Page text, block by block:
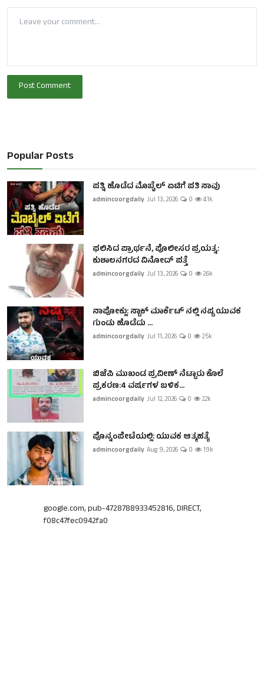
Post Comment
Popular Posts
ಪತ್ನಿ ಹೊಡೆದ ಮೊಬೈಲ್ ಏಟಿಗೆ ಪತಿ ಸಾವು
admincoorgdaily Jul 13, 2026 0 4.1k
ಫಲಿಸಿದ ಪ್ರಾರ್ಥನೆ, ಪೊಲೀಸರ ಪ್ರಯತ್ನ:
ಕುಶಾಲನಗರದ ವಿನೋದ್ ಪತ್ತೆ
admincoorgdaily Jul 13, 2026 0 2.6k
ನಾಪೋಕ್ಲು: ಸ್ಟಾಕ್ ಮಾರ್ಕೆಟ್ ನಲ್ಲಿ ನಷ್ಟ ಯುವಕ
ಗುಂಡು ಹೊಡೆದು ...
admincoorgdaily Jul 11, 2026 0 2.5k
ಬಿಜೆಪಿ ಮುಖಂಡ ಪ್ರವೀಣ್ ನೆಟ್ಟಾರು ಕೊಲೆ
ಪ್ರಕರಣ:4 ವರ್ಷಗಳ ಬಳಿಕ...
admincoorgdaily Jul 12, 2026 0 2.2k
ಪೊನ್ನಂಪೇಟೆಯಲ್ಲಿ: ಯುವಕ ಆತ್ಮಹತ್ಯೆ
admincoorgdaily Aug 9, 2026 0 1.9k
google.com, pub-4728788933452816, DIRECT,
f08c47fec0942fa0